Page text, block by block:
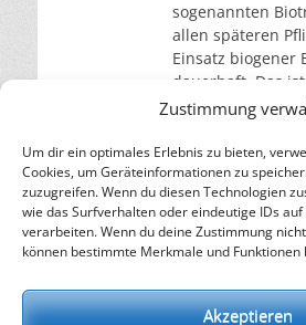
Zustimmung
Um dir ein optimales Erlebnis zu bieten,
Cookies, um Geräteinformationen zu
zuzugreifen. Wenn du diesen Technologien
wie das Surfverhalten oder eindeutige IDs
verarbeiten. Wenn du deine Zustimmung
können bestimmte Merkmale und
Akzeptieren
sogenannten
allen späteren
Einsatz biogener
dauerhaft. Das
Eine Gasheizung
Jahren. Wer jetzt
weiterlesen…
– Energie für die Zukunft –
Nachhaltigkeit, Kreislaufwirtschaft,